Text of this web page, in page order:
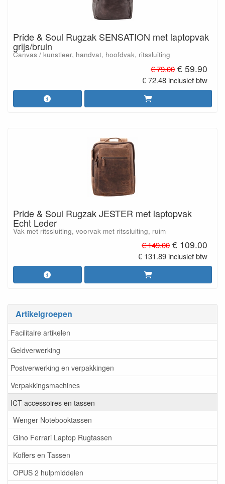
Artikelgroepen
Facilitaire artikelen
Geldverwerking
Postverwerking en verpakkingen
Verpakkingsmachines
ICT accessoires en tassen
Wenger Notebooktassen
Gino Ferrari Laptop Rugtassen
Koffers en Tassen
OPUS 2 hulpmiddelen
Pride & Soul Rugzak SENSATION met laptopvak
grijs/bruin
Canvas / kunstleer, handvat, hoofdvak, ritssluiting
€ 79.00 € 59.90
€ 72.48 inclusief btw
Pride & Soul Rugzak JESTER met laptopvak
Echt Leder
Vak met ritssluiting, voorvak met ritssluiting, ruim
€ 149.00 € 109.00
€ 131.89 inclusief btw